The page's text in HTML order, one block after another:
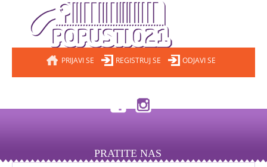
PRIJAVI SE REGISTRUJ SE ODJAVI SE
PRATITE NAS